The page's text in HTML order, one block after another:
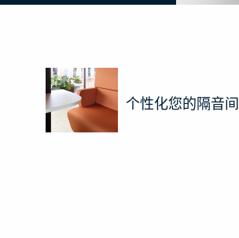
个性化您的隔音间